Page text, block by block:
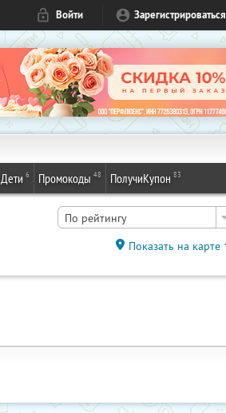
Войти Зарегистрироваться
Дети 6 Промокоды 48 ПолучиКупон 83
По рейтингу
Показать на карте